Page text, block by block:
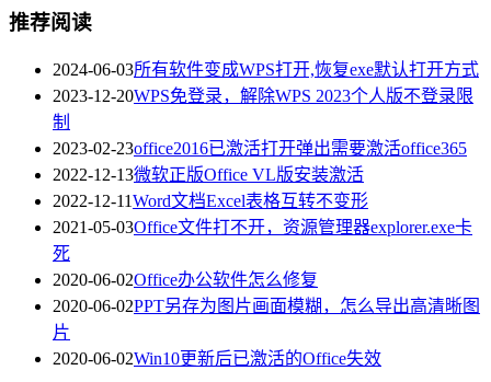
推荐阅读
2024-06-03所有软件变成WPS打开,恢复exe默认打开方式
2023-12-20WPS免登录，解除WPS 2023个人版不登录限
制
2023-02-23office2016已激活打开弹出需要激活office365
2022-12-13微软正版Office VL版安装激活
2022-12-11Word文档Excel表格互转不变形
2021-05-03Office文件打不开，资源管理器explorer.exe卡
死
2020-06-02Office办公软件怎么修复
2020-06-02PPT另存为图片画面模糊，怎么导出高清晰图
片
2020-06-02Win10更新后已激活的Office失效